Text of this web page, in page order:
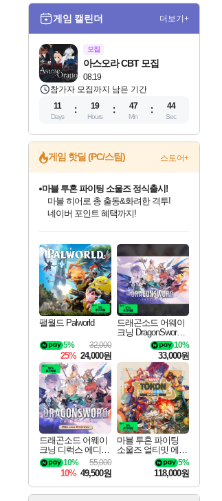
게임 캘린더 더보기+
모집
08.19
아스오라 CBT 모집
참가자 모집까지 남은 기간
11
Days
19
Hours
47
Min
43
Sec
게임 핫딜 (PC/스팀) 스토어+
최대 90% 할인가를 만나보세요!
네이버혜택과 함께 만나보세요!
50%할인&추가 적립까지!
마블 투혼 파이팅 소울즈 정식출시!
마블 히어로 총 출동&화려한 격투!
네이버 포인트 혜택까지!
이니&베니 혜택까지!
네이버 혜택가와 함께 예약하세요!
할인&네이버혜택으로 만나보세요!
네이버페이 혜택과 만나보세요!
40주년 프로모션으로 만나보세요!
할인가에 만나보세요!
일부 에디션 상시 할인!
혜택으로 예약 판매 중
편안하게 충전하세요
팰월드 Palworld
32,000
5%
25% 24,000원
드래곤소드 어웨이
크닝 DragonSword A
10%
33,000원
드래곤소드 어웨이
크닝 디럭스 에디션
DragonSword Awake
ning Deluxe Edition
55,000
10%
10% 49,500원
마블 투혼 파이팅
소울즈 얼티밋 에디
션 MARVEL Tokon
Fighting Souls Ultima
5%
118,000원